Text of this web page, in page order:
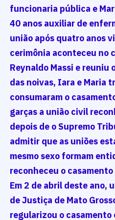
funcionaria pública e
40 anos auxiliar de
união após quatro anos
cerimônia aconteceu no
Reynaldo Massi e reuniu
das noivas, Iara e Maria
consumaram o
garças a união civil
depois de o Supremo
admitir que as uniões
mesmo sexo formam
reconheceu o
Em 2 de abril deste ano,
de Justiça de Mato
regularizou o